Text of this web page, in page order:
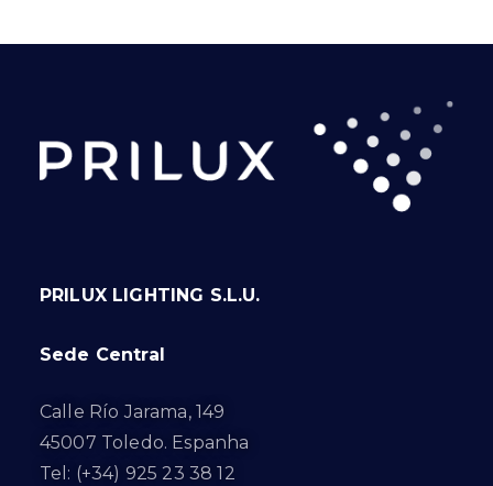
PRILUX LIGHTING S.L.U.
Sede Central
Calle Río Jarama, 149
45007 Toledo. Espanha
Tel: (+34) 925 23 38 12